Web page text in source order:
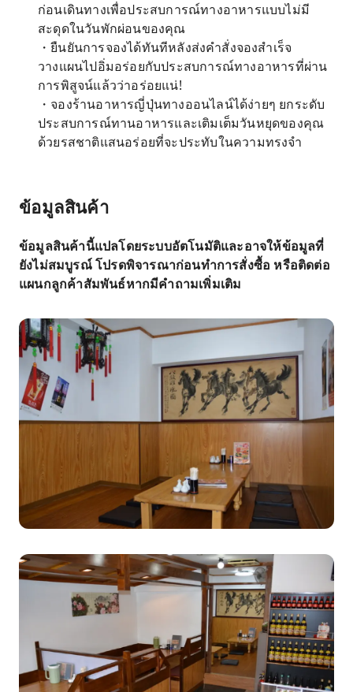
ก่อนเดินทางเพื่อประสบการณ์ทางอาหารแบบไม่มี
สะดุดในวันพักผ่อนของคุณ
・ยืนยันการจองได้ทันทีหลังส่งคำสั่งจองสำเร็จ
วางแผนไปอิ่มอร่อยกับประสบการณ์ทางอาหารที่ผ่าน
การพิสูจน์แล้วว่าอร่อยแน่!
・จองร้านอาหารญี่ปุ่นทางออนไลน์ได้ง่ายๆ ยกระดับ
ประสบการณ์ทานอาหารและเติมเต็มวันหยุดของคุณ
ด้วยรสชาติแสนอร่อยที่จะประทับในความทรงจำ
ข้อมูลสินค้า
ข้อมูลสินค้านี้แปลโดยระบบอัตโนมัติและอาจให้ข้อมูลที่
ยังไม่สมบูรณ์ โปรดพิจารณาก่อนทำการสั่งซื้อ หรือติดต่อ
แผนกลูกค้าสัมพันธ์หากมีคำถามเพิ่มเติม